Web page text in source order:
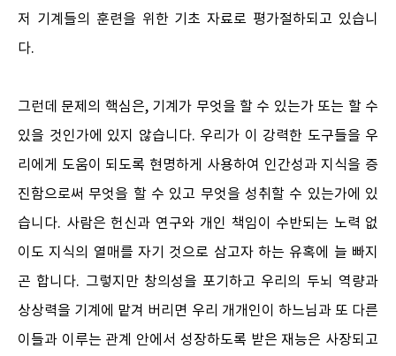
저 기계들의 훈련을 위한 기초 자료로 평가절하되고 있습니
다.
그런데 문제의 핵심은, 기계가 무엇을 할 수 있는가 또는 할 수
있을 것인가에 있지 않습니다. 우리가 이 강력한 도구들을 우
리에게 도움이 되도록 현명하게 사용하여 인간성과 지식을 증
진함으로써 무엇을 할 수 있고 무엇을 성취할 수 있는가에 있
습니다. 사람은 헌신과 연구와 개인 책임이 수반되는 노력 없
이도 지식의 열매를 자기 것으로 삼고자 하는 유혹에 늘 빠지
곤 합니다. 그렇지만 창의성을 포기하고 우리의 두뇌 역량과
상상력을 기계에 맡겨 버리면 우리 개개인이 하느님과 또 다른
이들과 이루는 관계 안에서 성장하도록 받은 재능은 사장되고